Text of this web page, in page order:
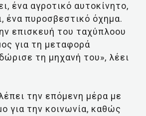
ένα αγροτικό αυτοκίνητο,
ένα πυροσβεστικό όχημα.
επισκευή του ταχύπλοου
για τη μεταφορά
τη μηχανή του», λέει
την επόμενη μέρα με
για την κοινωνία, καθώς